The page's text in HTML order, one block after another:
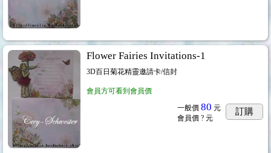
Flower Fairies Invitations-1
3D百日菊花精靈邀請卡/信封
會員方可看到會員價
一般價 80 元
會員價 ? 元
訂購